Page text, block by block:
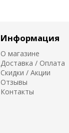
Информация
О магазине
Доставка / Оплата
Скидки / Акции
Отзывы
Контакты